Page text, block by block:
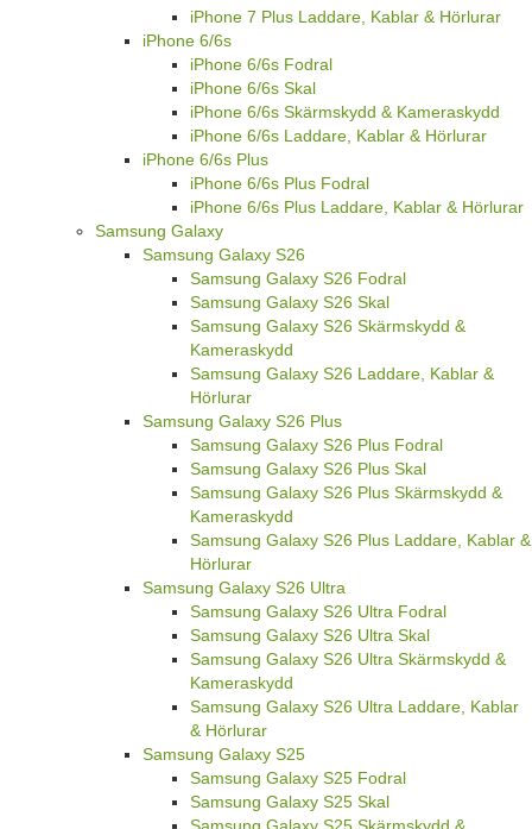
iPhone 7 Plus Laddare, Kablar & Hörlurar
iPhone 6/6s
iPhone 6/6s Fodral
iPhone 6/6s Skal
iPhone 6/6s Skärmskydd & Kameraskydd
iPhone 6/6s Laddare, Kablar & Hörlurar
iPhone 6/6s Plus
iPhone 6/6s Plus Fodral
iPhone 6/6s Plus Laddare, Kablar & Hörlurar
Samsung Galaxy
Samsung Galaxy S26
Samsung Galaxy S26 Fodral
Samsung Galaxy S26 Skal
Samsung Galaxy S26 Skärmskydd &
Kameraskydd
Samsung Galaxy S26 Laddare, Kablar &
Hörlurar
Samsung Galaxy S26 Plus
Samsung Galaxy S26 Plus Fodral
Samsung Galaxy S26 Plus Skal
Samsung Galaxy S26 Plus Skärmskydd &
Kameraskydd
Samsung Galaxy S26 Plus Laddare, Kablar &
Hörlurar
Samsung Galaxy S26 Ultra
Samsung Galaxy S26 Ultra Fodral
Samsung Galaxy S26 Ultra Skal
Samsung Galaxy S26 Ultra Skärmskydd &
Kameraskydd
Samsung Galaxy S26 Ultra Laddare, Kablar
& Hörlurar
Samsung Galaxy S25
Samsung Galaxy S25 Fodral
Samsung Galaxy S25 Skal
Samsung Galaxy S25 Skärmskydd &